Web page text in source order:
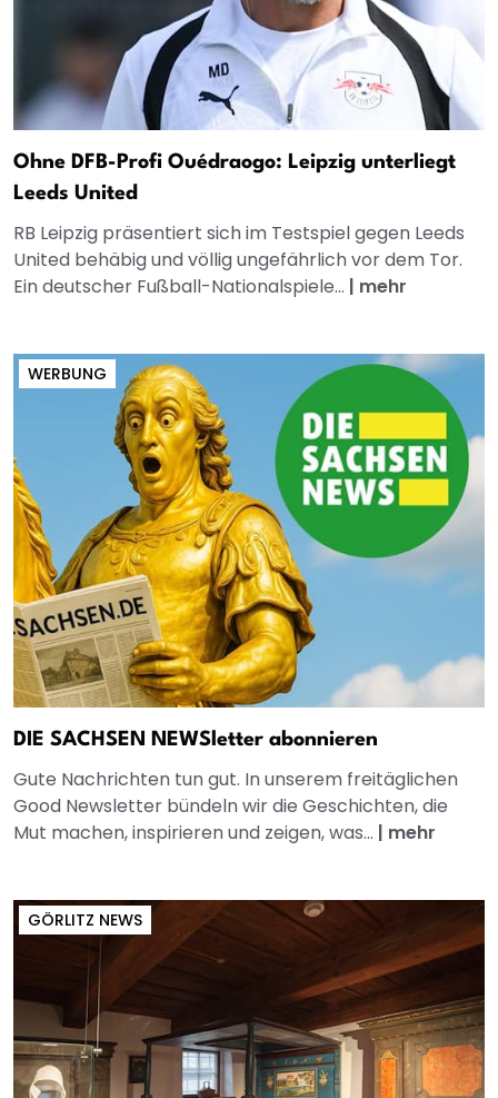
Ohne DFB-Profi Ouédraogo: Leipzig unterliegt
Leeds United
RB Leipzig präsentiert sich im Testspiel gegen Leeds
United behäbig und völlig ungefährlich vor dem Tor.
Ein deutscher Fußball-Nationalspiele... | mehr
WERBUNG
DIE SACHSEN NEWSletter abonnieren
Gute Nachrichten tun gut. In unserem freitäglichen
Good Newsletter bündeln wir die Geschichten, die
Mut machen, inspirieren und zeigen, was... | mehr
GÖRLITZ NEWS